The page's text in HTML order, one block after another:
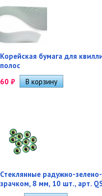
Корейская бумага для
полос
60 ₽
Стеклянные радужно-
зрачком, 8 мм, 10 шт., арт.